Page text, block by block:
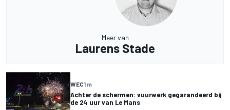
Meer van
Laurens Stade
WEC1 m
Achter de schermen: vuurwerk gegarandeerd bij
de 24 uur van Le Mans